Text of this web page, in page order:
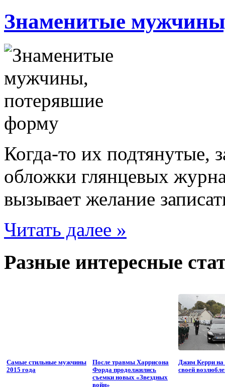
Знаменитые
Когда-то их подтянутые,
обложки глянцевых
вызывает желание
Читать далее »
Разные интересные
Самые стильные мужчины
2015 года
После травмы Харрисона
Форда продолжились
съемки новых «Звездных
войн»
Джим Керри на
своей